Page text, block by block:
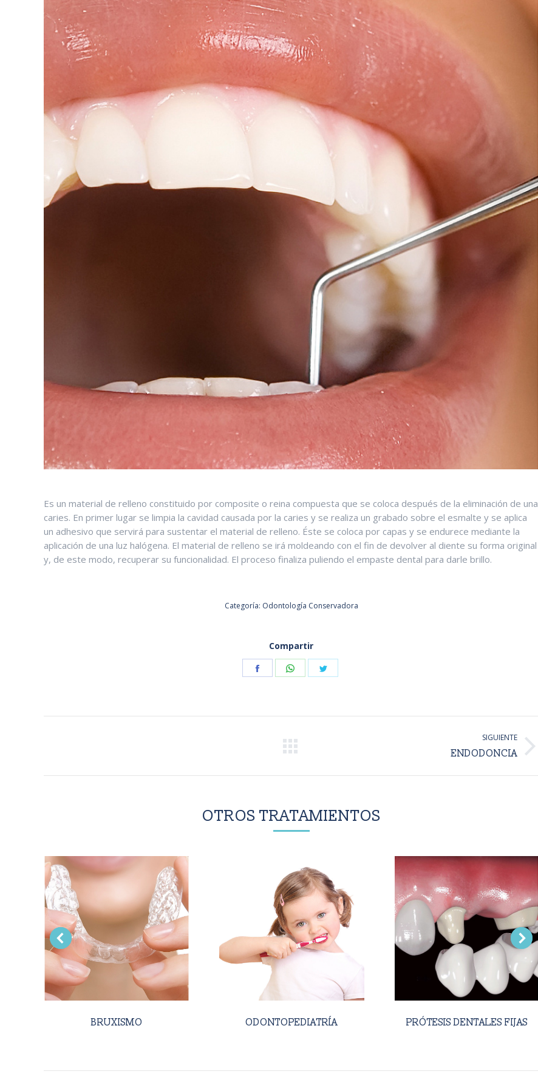
Es un material de relleno constituido por composite o reina compuesta que se coloca después de la eliminación de una
caries. En primer lugar se limpia la cavidad causada por la caries y se realiza un grabado sobre el esmalte y se aplica
un adhesivo que servirá para sustentar el material de relleno. Éste se coloca por capas y se endurece mediante la
aplicación de una luz halógena. El material de relleno se irá moldeando con el fin de devolver al diente su forma original
y, de este modo, recuperar su funcionalidad. El proceso finaliza puliendo el empaste dental para darle brillo.
Categoría: Odontología Conservadora
Compartir
Share Share Share
PROYECTOS
SIGUIENTE
ENDODONCIA
OTROS TRATAMIENTOS
BRUXISMO ODONTOPEDIATRÍA PRÓTESIS DENTALES FIJAS